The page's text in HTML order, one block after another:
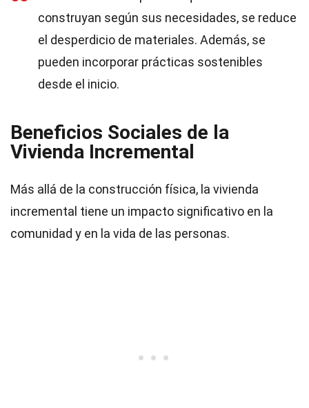
construyan según sus necesidades, se reduce
el desperdicio de materiales. Además, se
pueden incorporar prácticas sostenibles
desde el inicio.
Beneficios Sociales de la
Vivienda Incremental
Más allá de la construcción física, la vivienda
incremental tiene un impacto significativo en la
comunidad y en la vida de las personas.